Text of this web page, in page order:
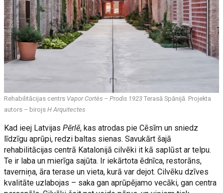
Rehabilitācijas centrs Vapor Cortès – Prodis 1923 Terasā Spānijā. Projekta
autors – birojs H Arquitectes
Kad ieej Latvijas Pērlē, kas atrodas pie Cēsīm un sniedz
līdzīgu aprūpi, redzi baltas sienas. Savukārt šajā
rehabilitācijas centrā Katalonijā cilvēki it kā saplūst ar telpu.
Te ir laba un mierīga sajūta. Ir iekārtota ēdnīca, restorāns,
taverniņa, āra terase un vieta, kurā var dejot. Cilvēku dzīves
kvalitāte uzlabojas – saka gan aprūpējamo vecāki, gan centra